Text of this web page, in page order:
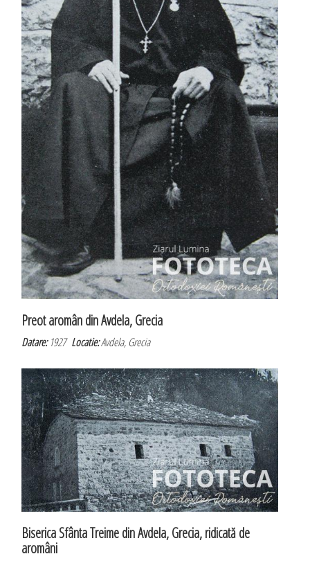
Preot aromân din Avdela, Grecia
Datare:1927Locatie:Avdela, Grecia
Biserica Sfânta Treime din Avdela, Grecia, ridicată de
aromâni